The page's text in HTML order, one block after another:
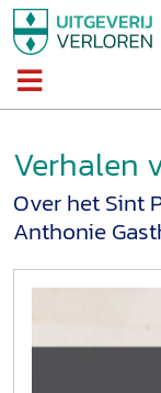
Verhalen
Over het Sint
Anthonie